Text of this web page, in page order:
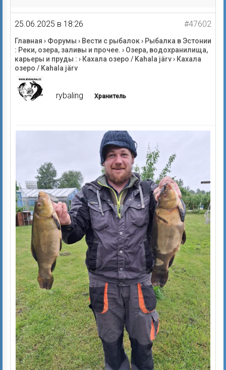
25.06.2025 в 18:26 #47602
Главная › Форумы › Вести с рыбалок› Рыбалка в Эстонии
: Реки, озера, заливы и прочее. › Озера, водохранилища,
карьеры и пруды : › Кахала озеро / Kahala järv› Кахала
озеро / Kahala järv
rybaling Хранитель